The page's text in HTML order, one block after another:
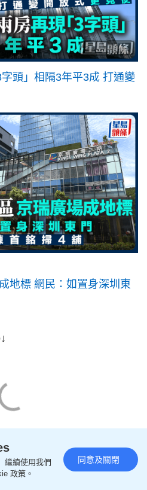
頭」相隔3年平3成 打通變
地標 網民：如置身深圳東
繼續使用我們
政策。
同意及關閉